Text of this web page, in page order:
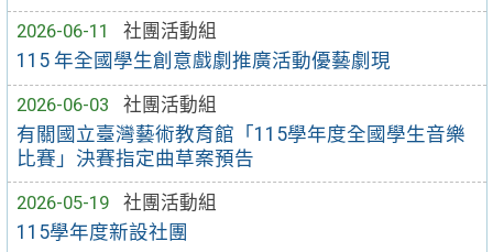
2026-06-11
社團活動組
115 年全國學生創意戲劇推廣活動優藝劇現
2026-06-03
社團活動組
有關國立臺灣藝術教育館「115學年度全國學生音樂
比賽」決賽指定曲草案預告
2026-05-19
社團活動組
115學年度新設社團